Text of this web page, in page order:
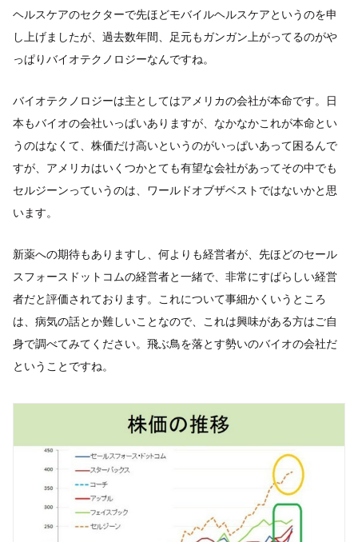
ヘルスケアのセクターで先ほどモバイルヘルスケアというのを申
し上げましたが、過去数年間、足元もガンガン上がってるのがや
っぱりバイオテクノロジーなんですね。
バイオテクノロジーは主としてはアメリカの会社が本命です。日
本もバイオの会社いっぱいありますが、なかなかこれが本命とい
うのはなくて、株価だけ高いというのがいっぱいあって困るんで
すが、アメリカはいくつかとても有望な会社があってその中でも
セルジーンっていうのは、ワールドオブザベストではないかと思
います。
新薬への期待もありますし、何よりも経営者が、先ほどのセール
スフォースドットコムの経営者と一緒で、非常にすばらしい経営
者だと評価されております。これについて事細かくいうところ
は、病気の話とか難しいことなので、これは興味がある方はご自
身で調べてみてください。飛ぶ鳥を落とす勢いのバイオの会社だ
ということですね。